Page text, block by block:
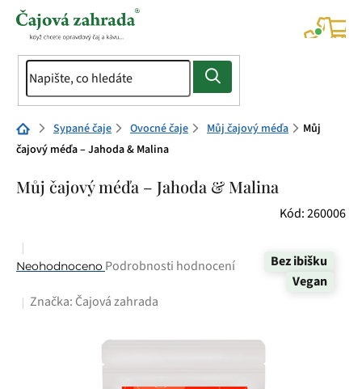
Přejít
Domů Sypané čaje Ovocné čaje Můj čajový méďa
Můj
čajový méďa – Jahoda & Malina
Můj čajový méďa – Jahoda & Malina
Kód:260006
Bez ibišku
Vegan
Průměrné
produktu
Neohodnoceno Podrobnosti hodnocení
Značka: Čajová zahrada